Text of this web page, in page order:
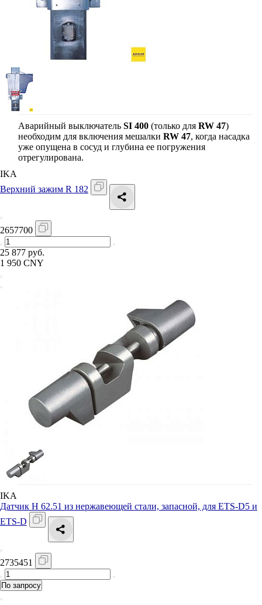
Аварийный выключатель SI 400 (только для RW 47)
необходим для включения мешалки RW 47, когда насадка
уже опущена в сосуд и глубина ее погружения
отрегулирована.
IKA
Верхний зажим R 182
2657700
25 877 руб.
1 950 CNY
IKA
Датчик H 62.51 из нержавеющей стали, запасной, для ETS-D5 и
ETS-D
2735451
По запросу